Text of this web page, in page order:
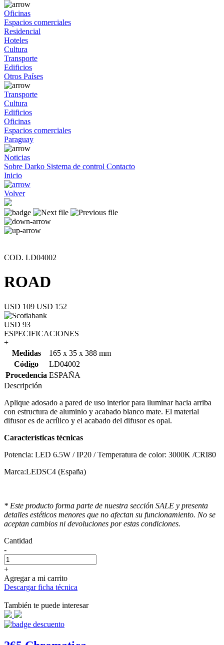
Oficinas
Espacios comerciales
Residencial
Hoteles
Cultura
Transporte
Edificios
Otros Países
Transporte
Cultura
Edificios
Oficinas
Espacios comerciales
Paraguay
Noticias
Sobre Darko Sistema de control Contacto
Inicio
Volver
COD. LD04002
ROAD
USD 109 USD 152
USD 93
ESPECIFICACIONES
+
Medidas
165 x 35 x 388 mm
Código
LD04002
Procedencia ESPAÑA
Descripción
Aplique adosado a pared de uso interior para iluminar hacia arriba
con estructura de aluminio y acabado blanco mate. El material
difusor es de acrílico y el acabado del difusor es opal.
Características técnicas
Potencia: LED 6.5W / IP20 / Temperatura de color: 3000K /CRI80
Marca:LEDSC4 (España)
* Este producto forma parte de nuestra sección SALE y presenta
detalles estéticos menores que no afectan su funcionamiento. No se
aceptan cambios ni devoluciones por estas condiciones.
Cantidad
-
+
Agregar a mi carrito
Descargar ficha técnica
También te puede interesar